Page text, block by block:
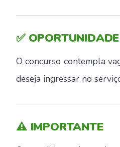
✅
O concurso contempla
deseja ingressar no
⚠️ IMPORTANTE